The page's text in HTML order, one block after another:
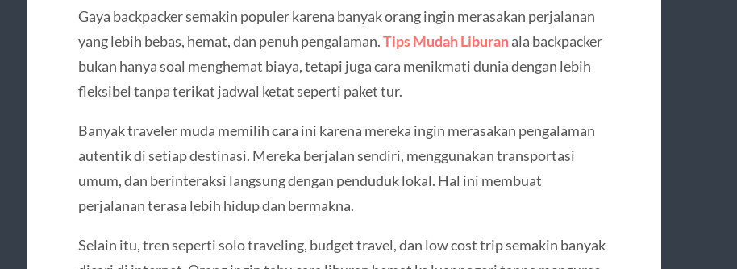
Gaya backpacker semakin populer karena banyak orang ingin merasakan perjalanan
yang lebih bebas, hemat, dan penuh pengalaman.Tips Mudah Liburanala backpacker
bukan hanya soal menghemat biaya, tetapi juga cara menikmati dunia dengan lebih
fleksibel tanpa terikat jadwal ketat seperti paket tur.
Banyak traveler muda memilih cara ini karena mereka ingin merasakan pengalaman
autentik di setiap destinasi. Mereka berjalan sendiri, menggunakan transportasi
umum, dan berinteraksi langsung dengan penduduk lokal. Hal ini membuat
perjalanan terasa lebih hidup dan bermakna.
Selain itu, tren seperti solo traveling, budget travel, dan low cost trip semakin banyak